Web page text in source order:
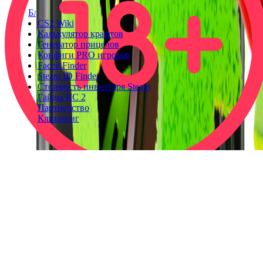
Блог
CS2 Wiki
Калькулятор крафтов
Генератор прицелов
Конфиги PRO игроков
Faceit Finder
Steam ID Finder
Стоимость инвентаря Steam
Гайды КС 2
Партнерство
Клиппинг